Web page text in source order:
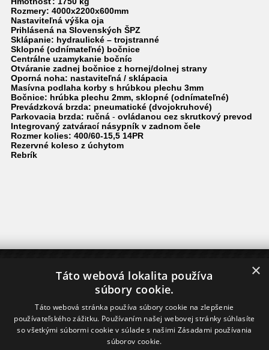
Rozmery: 4000x2200x600mm
Nastaviteľná výška oja
Prihlásená na Slovenských ŠPZ
Sklápanie: hydraulické – trojstranné
Sklopné (odnímateľné) bočnice
Centrálne uzamykanie bočníc
Otváranie zadnej bočnice z hornej/dolnej strany
Oporná noha: nastaviteľná / sklápacia
Masívna podlaha korby s hrúbkou plechu 3mm
Bočnice: hrúbka plechu 2mm, sklopné (odnímateľné)
Prevádzková brzda: pneumatické (dvojokruhové)
Parkovacia brzda: ručná - ovládanou cez skrutkový prevod
Integrovaný zatvárací násypník v zadnom čele
Rozmer kolies: 400/60-15,5 14PR
Rezervné koleso z úchytom
Rebrík
O NÁKUPE
Dodanie tovaru
Financovanie - ČSOB Leasing
INFORMÁCIE
×
Táto webová lokalita používa
súbory cookie.
Táto webová stránka používa súbory cookie na zlepšenie
používateľského zážitku. Používaním našej webovej stránky súhlasíte
so všetkými súbormi cookie v súlade s našimi Zásadami používania
súborov cookie.